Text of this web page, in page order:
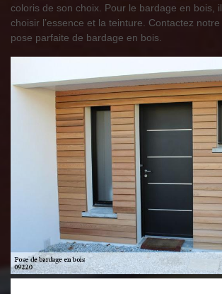
coloris de son choix. Pour le bardage en bois,
choisir l’essence et la teinture. Contactez
pose parfaite de bardage en bois.